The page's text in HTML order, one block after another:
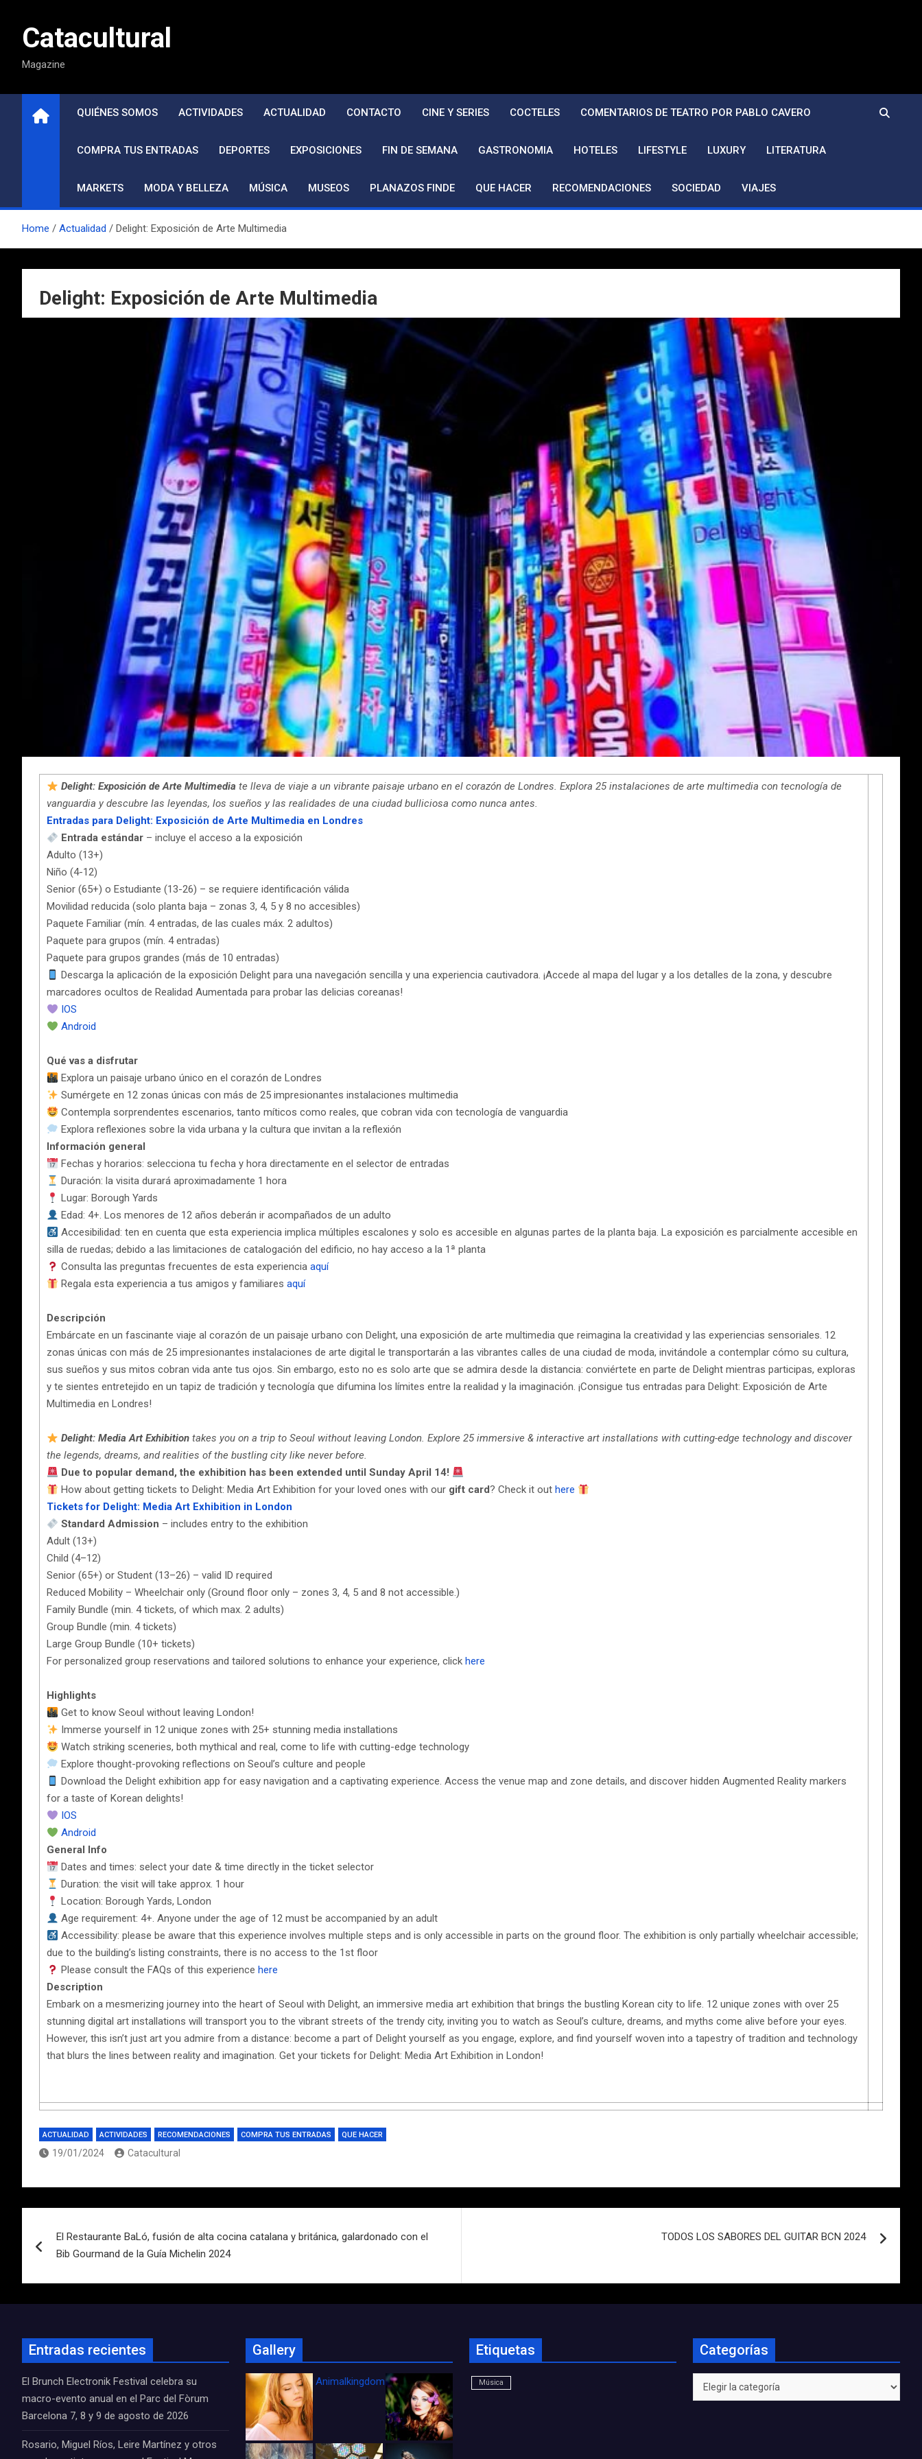
contenidoCatacultural
Magazine
QUIÉNES SOMOS ACTIVIDADES ACTUALIDAD CONTACTO CINE Y SERIES COCTELES COMENTARIOS DE TEATRO POR PABLO CAVERO
COMPRA TUS ENTRADAS DEPORTES EXPOSICIONES FIN DE SEMANA GASTRONOMIA HOTELES LIFESTYLE LUXURY LITERATURA
MARKETS MODA Y BELLEZA MÚSICA MUSEOS PLANAZOS FINDE QUE HACER RECOMENDACIONES SOCIEDAD VIAJES
Home Actualidad Delight: Exposición de Arte Multimedia
Delight: Exposición de Arte Multimedia
Delight: Exposición de Arte Multimedia te lleva de viaje a un vibrante paisaje urbano en el corazón de Londres. Explora 25 instalaciones de arte multimedia con tecnología de
vanguardia y descubre las leyendas, los sueños y las realidades de una ciudad bulliciosa como nunca antes.
Entradas para Delight: Exposición de Arte Multimedia en Londres
Entrada estándar – incluye el acceso a la exposición
Adulto (13+)
Niño (4-12)
Senior (65+) o Estudiante (13-26) – se requiere identificación válida
Movilidad reducida (solo planta baja – zonas 3, 4, 5 y 8 no accesibles)
Paquete Familiar (mín. 4 entradas, de las cuales máx. 2 adultos)
Paquete para grupos (mín. 4 entradas)
Paquete para grupos grandes (más de 10 entradas)
Descarga la aplicación de la exposición Delight para una navegación sencilla y una experiencia cautivadora. ¡Accede al mapa del lugar y a los detalles de la zona, y descubre
marcadores ocultos de Realidad Aumentada para probar las delicias coreanas!
IOS
Android
Qué vas a disfrutar
Explora un paisaje urbano único en el corazón de Londres
Sumérgete en 12 zonas únicas con más de 25 impresionantes instalaciones multimedia
Contempla sorprendentes escenarios, tanto míticos como reales, que cobran vida con tecnología de vanguardia
Explora reflexiones sobre la vida urbana y la cultura que invitan a la reflexión
Información general
Fechas y horarios: selecciona tu fecha y hora directamente en el selector de entradas
Duración: la visita durará aproximadamente 1 hora
Lugar: Borough Yards
Edad: 4+. Los menores de 12 años deberán ir acompañados de un adulto
Accesibilidad: ten en cuenta que esta experiencia implica múltiples escalones y solo es accesible en algunas partes de la planta baja. La exposición es parcialmente accesible en
silla de ruedas; debido a las limitaciones de catalogación del edificio, no hay acceso a la 1ª planta
Consulta las preguntas frecuentes de esta experienciaaquí
Regala esta experiencia a tus amigos y familiaresaquí
Descripción
Embárcate en un fascinante viaje al corazón de un paisaje urbano con Delight, una exposición de arte multimedia que reimagina la creatividad y las experiencias sensoriales. 12
zonas únicas con más de 25 impresionantes instalaciones de arte digital le transportarán a las vibrantes calles de una ciudad de moda, invitándole a contemplar cómo su cultura,
sus sueños y sus mitos cobran vida ante tus ojos. Sin embargo, esto no es solo arte que se admira desde la distancia: conviértete en parte de Delight mientras participas, exploras
y te sientes entretejido en un tapiz de tradición y tecnología que difumina los límites entre la realidad y la imaginación. ¡Consigue tus entradas para Delight: Exposición de Arte
Multimedia en Londres!
Delight: Media Art Exhibition takes you on a trip to Seoul without leaving London. Explore 25 immersive & interactive art installations with cutting-edge technology and discover
the legends, dreams, and realities of the bustling city like never before.
Due to popular demand, the exhibition has been extended until Sunday April 14!
How about getting tickets to Delight: Media Art Exhibition for your loved ones with our gift card? Check it outhere
Tickets for Delight: Media Art Exhibition in London
Standard Admission – includes entry to the exhibition
Adult (13+)
Child (4–12)
Senior (65+) or Student (13–26) – valid ID required
Reduced Mobility – Wheelchair only (Ground floor only – zones 3, 4, 5 and 8 not accessible.)
Family Bundle (min. 4 tickets, of which max. 2 adults)
Group Bundle (min. 4 tickets)
Large Group Bundle (10+ tickets)
For personalized group reservations and tailored solutions to enhance your experience, click here
Highlights
Get to know Seoul without leaving London!
Immerse yourself in 12 unique zones with 25+ stunning media installations
Watch striking sceneries, both mythical and real, come to life with cutting-edge technology
Explore thought-provoking reflections on Seoul’s culture and people
Download the Delight exhibition app for easy navigation and a captivating experience. Access the venue map and zone details, and discover hidden Augmented Reality markers
for a taste of Korean delights!
IOS
Android
General Info
Dates and times: select your date & time directly in the ticket selector
Duration: the visit will take approx. 1 hour
Location: Borough Yards, London
Age requirement: 4+. Anyone under the age of 12 must be accompanied by an adult
Accessibility: please be aware that this experience involves multiple steps and is only accessible in parts on the ground floor. The exhibition is only partially wheelchair accessible;
due to the building’s listing constraints, there is no access to the 1st floor
Please consult the FAQs of this experiencehere
Description
Embark on a mesmerizing journey into the heart of Seoul with Delight, an immersive media art exhibition that brings the bustling Korean city to life. 12 unique zones with over 25
stunning digital art installations will transport you to the vibrant streets of the trendy city, inviting you to watch as Seoul’s culture, dreams, and myths come alive before your eyes.
However, this isn’t just art you admire from a distance: become a part of Delight yourself as you engage, explore, and find yourself woven into a tapestry of tradition and technology
that blurs the lines between reality and imagination. Get your tickets for Delight: Media Art Exhibition in London!
ACTUALIDAD ACTIVIDADES RECOMENDACIONES COMPRA TUS ENTRADAS QUE HACER
19/01/2024 Catacultural
de
entradas
El Restaurante BaLó, fusión de alta cocina catalana y británica, galardonado con el
Bib Gourmand de la Guía Michelin 2024
TODOS LOS SABORES DEL GUITAR BCN 2024
Entradas recientes
El Brunch Electronik Festival celebra su
macro-evento anual en el Parc del Fòrum
Barcelona 7, 8 y 9 de agosto de 2026
Rosario, Miguel Ríos, Leire Martínez y otros
Gallery
Animalkingdom_FichaCine
Etiquetas
Música
Categorías
Categorías